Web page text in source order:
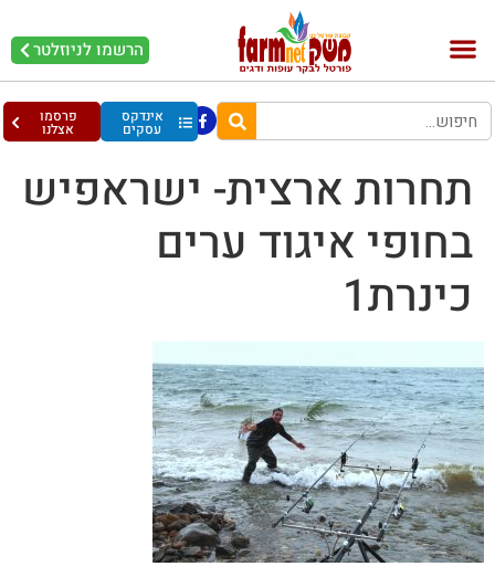
הרשמו לניוזלטר
אינדקס
עסקים
פרסמו
אצלנו
תחרות ארצית- ישראפיש
בחופי איגוד ערים
כינרת1